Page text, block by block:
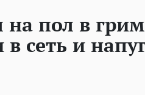
на пол в
сеть и